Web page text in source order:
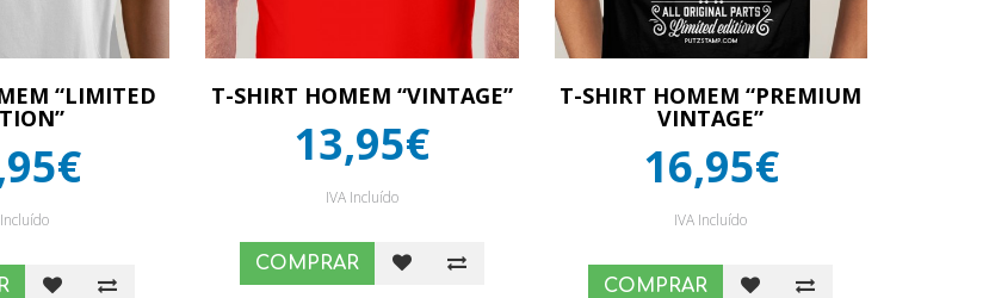
“LIMITED T-SHIRT HOMEM “VINTAGE”
13,95€
IVA Incluído
COMPRAR
T-SHIRT HOMEM “PREMIUM
VINTAGE”
16,95€
IVA Incluído
COMPRAR